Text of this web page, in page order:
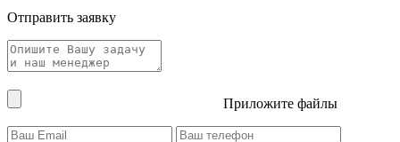
Отправить заявку
Приложите файлы